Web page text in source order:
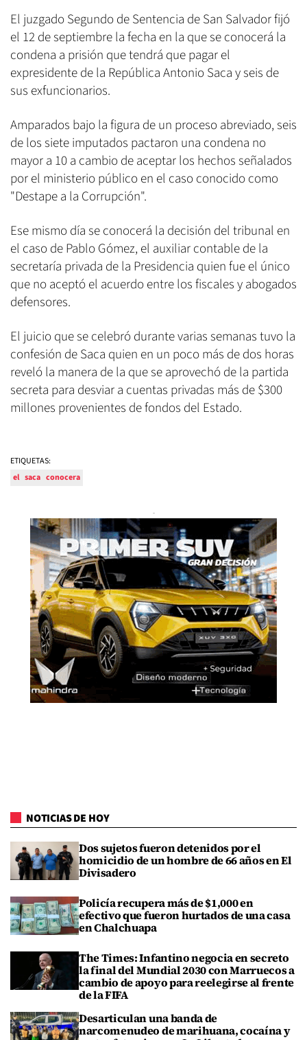
El juzgado Segundo de Sentencia de San Salvador fijó
el 12 de septiembre la fecha en la que se conocerá la
condena a prisión que tendrá que pagar el
expresidente de la República Antonio Saca y seis de
sus exfuncionarios.
Amparados bajo la figura de un proceso abreviado, seis
de los siete imputados pactaron una condena no
mayor a 10 a cambio de aceptar los hechos señalados
por el ministerio público en el caso conocido como
"Destape a la Corrupción".
Ese mismo día se conocerá la decisión del tribunal en
el caso de Pablo Gómez, el auxiliar contable de la
secretaría privada de la Presidencia quien fue el único
que no aceptó el acuerdo entre los fiscales y abogados
defensores.
El juicio que se celebró durante varias semanas tuvo la
confesión de Saca quien en un poco más de dos horas
reveló la manera de la que se aprovechó de la partida
secreta para desviar a cuentas privadas más de $300
millones provenientes de fondos del Estado.
ETIQUETAS:
el saca conocera
NOTICIAS DE HOY
Dos sujetos fueron detenidos por el
homicidio de un hombre de 66 años en El
Divisadero
Policía recupera más de $1,000 en
efectivo que fueron hurtados de una casa
en Chalchuapa
The Times: Infantino negocia en secreto
la final del Mundial 2030 con Marruecos a
cambio de apoyo para reelegirse al frente
de la FIFA
Desarticulan una banda de
narcomenudeo de marihuana, cocaína y